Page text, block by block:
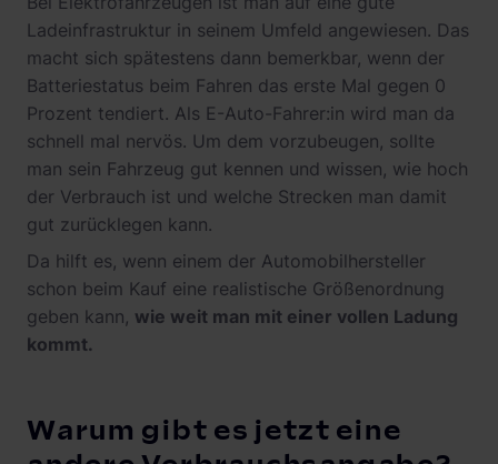
Ladeinfrastruktur in seinem Umfeld angewiesen. Das
macht sich spätestens dann bemerkbar, wenn der
Batteriestatus beim Fahren das erste Mal gegen 0
Prozent tendiert. Als E-Auto-Fahrer:in wird man da
schnell mal nervös. Um dem vorzubeugen, sollte
man sein Fahrzeug gut kennen und wissen, wie hoch
der Verbrauch ist und welche Strecken man damit
gut zurücklegen kann.
Da hilft es, wenn einem der Automobilhersteller
schon beim Kauf eine realistische Größenordnung
geben kann, wie weit man mit einer vollen Ladung
kommt.
Warum gibt es jetzt eine